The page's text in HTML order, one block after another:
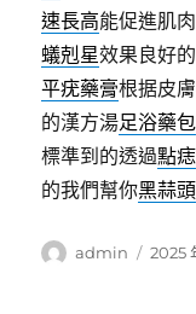
速長高能促進肌
蟻剋星效果良好
平疣藥膏根据皮
的漢方湯足浴藥包
標準到的透過點痣
的我們幫你黑蒜頭
作
admin
發
2025